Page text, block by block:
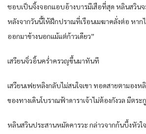
ชอบเป็นจิ้งจอกแอบอ้างบารมีเสือที่สุด หลินสวินจ
หลังจากวันนี้ให้ฝึกปราณที่เรือนเมฆาคลั่งต่อ หาก
ออกมาข้างนอกแม้แต่ก้าวเดียว”
เสวียนจิ่วอิ้นคร่ำครวญขึ้นมาทันที
เสวียนเฟยหลิงกลับไม่สนใจเขา ทอดสายตามองห
ของทางเดินโบราณฟ้าดาราเจ้าไม่ต้องกังวล มีตระ
หลินสวินประสานหมัดคารวะ กล่าวจากก้นบึ้งหัวใ